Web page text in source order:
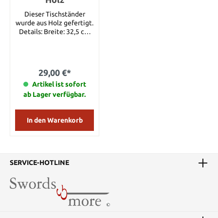
104 cm
Dieser Tischständer
wurde aus Holz gefertigt.
Details: Breite: 32,5 cm
29,00 €*
Artikel ist sofort
ab Lager verfügbar.
In den Warenkorb
SERVICE-HOTLINE